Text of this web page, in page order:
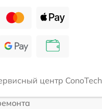
центр ConoTech